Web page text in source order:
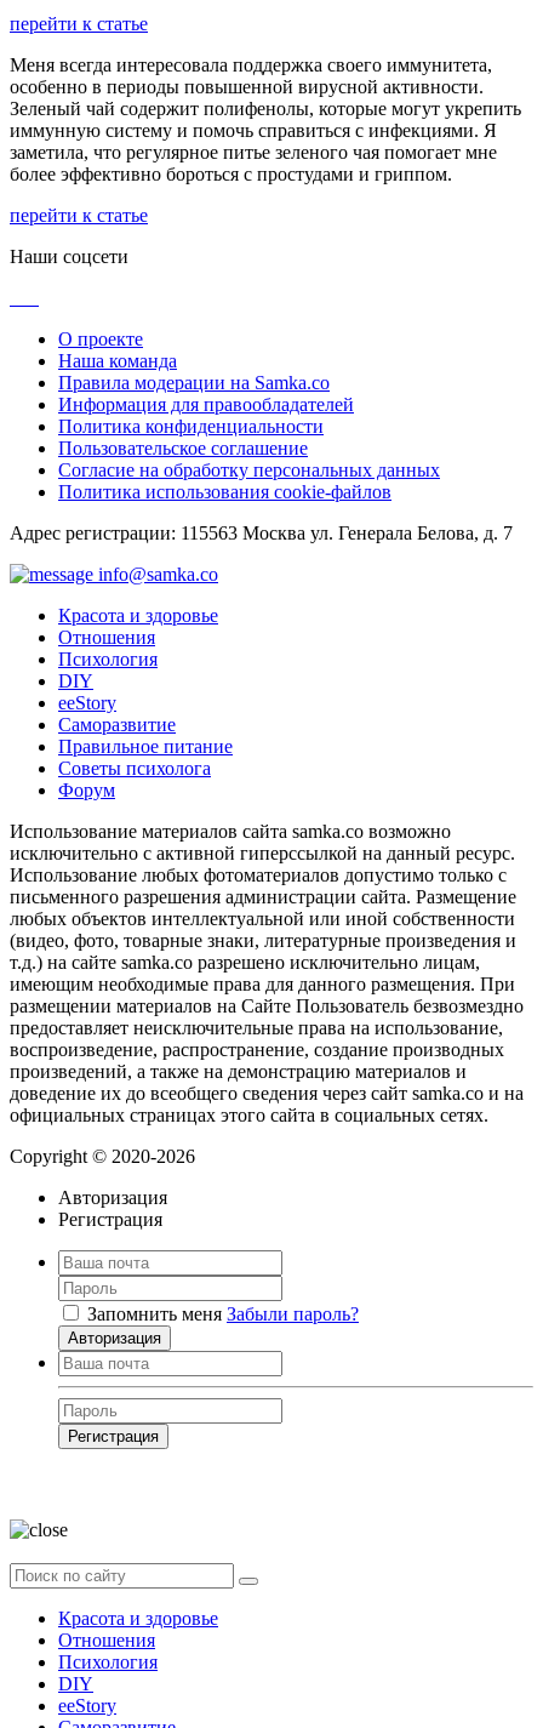
перейти к статье
Меня всегда интересовала поддержка своего иммунитета,
особенно в периоды повышенной вирусной активности.
Зеленый чай содержит полифенолы, которые могут укрепить
иммунную систему и помочь справиться с инфекциями. Я
заметила, что регулярное питье зеленого чая помогает мне
более эффективно бороться с простудами и гриппом.
перейти к статье
Наши соцсети
О проекте
Наша команда
Правила модерации на Samka.co
Информация для правообладателей
Политика конфиденциальности
Пользовательское соглашение
Согласие на обработку персональных данных
Политика использования cookie-файлов
Адрес регистрации: 115563 Москва ул. Генерала Белова, д. 7
info@samka.co
Красота и здоровье
Отношения
Психология
DIY
ееStory
Саморазвитие
Правильное питание
Советы психолога
Форум
Использование материалов сайта samka.co возможно
исключительно с активной гиперссылкой на данный ресурс.
Использование любых фотоматериалов допустимо только с
письменного разрешения администрации сайта. Размещение
любых объектов интеллектуальной или иной собственности
(видео, фото, товарные знаки, литературные произведения и
т.д.) на сайте samka.co разрешено исключительно лицам,
имеющим необходимые права для данного размещения. При
размещении материалов на Сайте Пользователь безвозмездно
предоставляет неисключительные права на использование,
воспроизведение, распространение, создание производных
произведений, а также на демонстрацию материалов и
доведение их до всеобщего сведения через сайт samka.co и на
официальных страницах этого сайта в социальных сетях.
Copyright © 2020-2026
Авторизация
Регистрация
Запомнить меня Забыли пароль?
Авторизация
Регистрация
Красота и здоровье
Отношения
Психология
DIY
ееStory